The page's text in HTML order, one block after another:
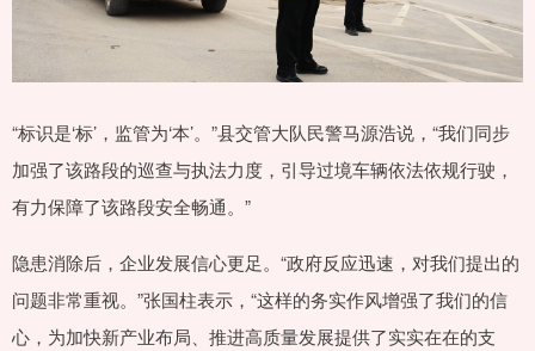
“标识是‘标’，监管为‘本’。”县交管大队民警马源浩说，“我们同步
加强了该路段的巡查与执法力度，引导过境车辆依法依规行驶，
有力保障了该路段安全畅通。”
隐患消除后，企业发展信心更足。“政府反应迅速，对我们提出的
问题非常重视。”张国柱表示，“这样的务实作风增强了我们的信
心，为加快新产业布局、推进高质量发展提供了实实在在的支